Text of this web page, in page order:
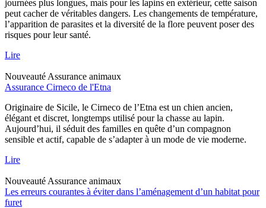
journées plus longues, mais pour les lapins en extérieur, cette saison
peut cacher de véritables dangers. Les changements de température,
l’apparition de parasites et la diversité de la flore peuvent poser des
risques pour leur santé.
Lire
Nouveauté Assurance animaux
Assurance Cirneco de l'Etna
Originaire de Sicile, le Cirneco de l’Etna est un chien ancien,
élégant et discret, longtemps utilisé pour la chasse au lapin.
Aujourd’hui, il séduit des familles en quête d’un compagnon
sensible et actif, capable de s’adapter à un mode de vie moderne.
Lire
Nouveauté Assurance animaux
Les erreurs courantes à éviter dans l’aménagement d’un habitat pour
furet